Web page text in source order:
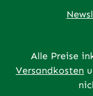
Alle Preise
Versandkosten